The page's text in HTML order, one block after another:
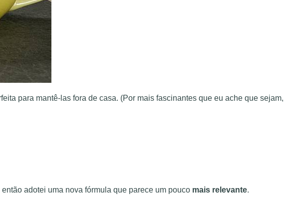
para mantê-las fora de casa. (Por mais fascinantes que eu ache que sejam,
adotei uma nova fórmula que parece um pouco mais relevante.